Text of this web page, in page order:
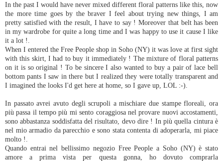
In the past I would have never mixed different floral patterns like this, now
the more time goes by the braver I feel about trying new things, I am
pretty satisfied with the result, I have to say ! Moreover that belt has been
in my wardrobe for quite a long time and I was happy to use it cause I like
it a lot !.
When I entered the Free People shop in Soho (NY) it was love at first sight
with this skirt, I had to buy it immediately ! The mixture of floral patterns
on it is so original ! To be sincere I also wanted to buy a pair of lace bell
bottom pants I saw in there but I realized they were totally transparent and
I imagined the looks I'd get here at home, so I gave up, LOL :-).
In passato avrei avuto degli scrupoli a mischiare due stampe floreali, ora
più passa il tempo più mi sento coraggiosa nel provare nuovi accostamenti,
sono abbastanza soddisfatta del risultato, devo dire ! In più quella cintura è
nel mio armadio da parecchio e sono stata contenta di adoperarla, mi piace
molto !.
Quando entrai nel bellissimo negozio Free People a Soho (NY) è stato
amore a prima vista per questa gonna, ho dovuto comprarla